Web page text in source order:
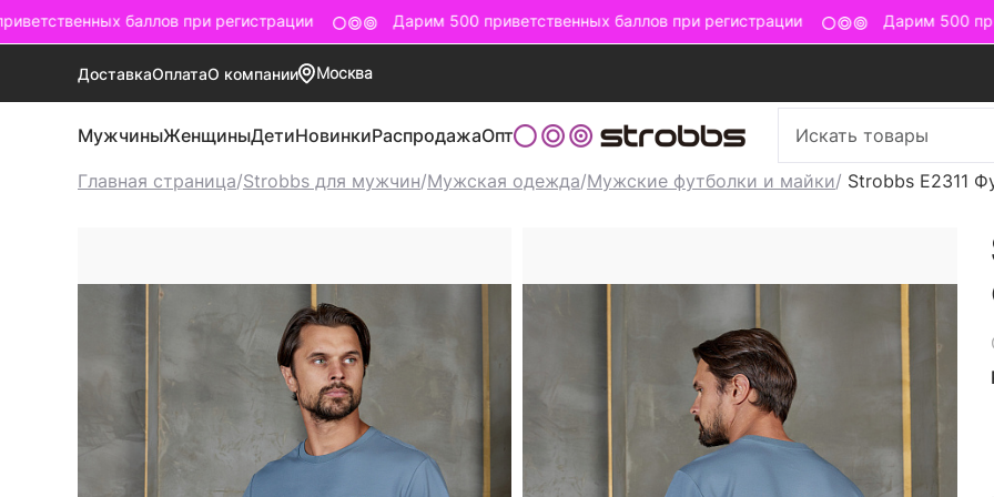
баллов при регистрации Дарим 500 приветственных баллов при регистрации Дарим 500
ДоставкаОплатаО компании Москва
МужчиныЖенщиныДетиНовинкиРаспродажаОпт
Главная страница/Strobbs для мужчин/Мужская одежда/Мужские футболки и майки/ Strobbs E2311